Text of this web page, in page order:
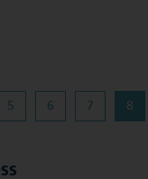
5 6 7 8